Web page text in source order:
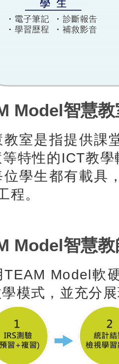
Model智慧
教室是指提供課
特性的ICT教
學生都有載具
程。
Model智慧
TEAM Model軟
模式，並充分